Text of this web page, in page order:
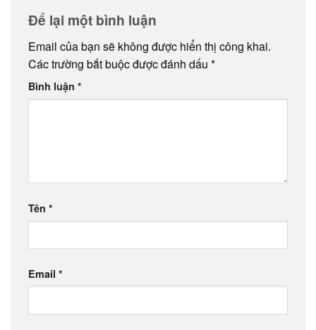
Để lại một bình luận
Email của bạn sẽ không được hiển thị công khai.
Các trường bắt buộc được đánh dấu *
Bình luận *
Tên *
Email *